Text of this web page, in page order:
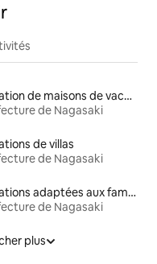
Location de maisons de vacances
de Nagasaki
de villas
de Nagasaki
Locations adaptées aux familles
de Nagasaki
plus